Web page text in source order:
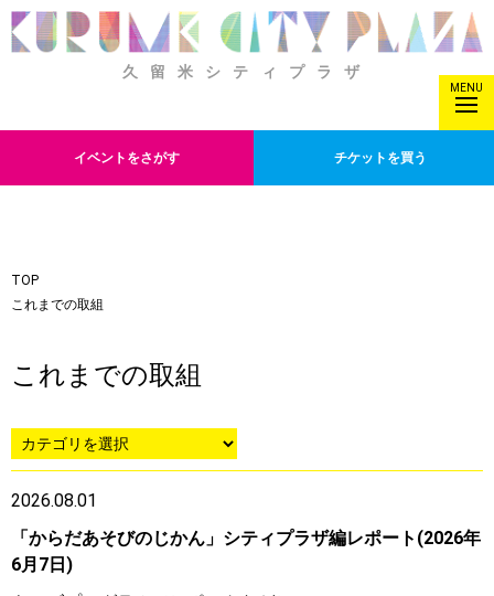
久留米シティプラザ
MENU
イベントをさがす チケットを買う
TOP
これまでの取組
これまでの取組
2026.08.01
「からだあそびのじかん」シティプラザ編レポート(2026年
6月7日)